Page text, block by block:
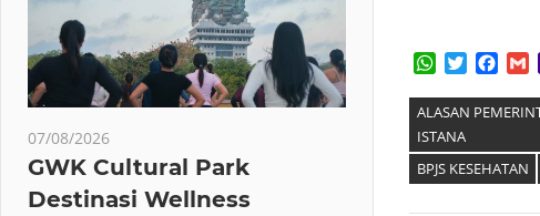
WhatsApp
Twitter
ALASAN
ISTANA
BPJS KESEHATAN
07/08/2026
GWK Cultural Park
Destinasi Wellness